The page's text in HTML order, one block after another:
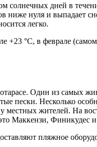
дней в
ниже нуля и выпадает
легко.
+23 °C, в феврале
Один из самых
пески. Несколько
местных жителей. На
Маккензи, Финикудес
пляжное